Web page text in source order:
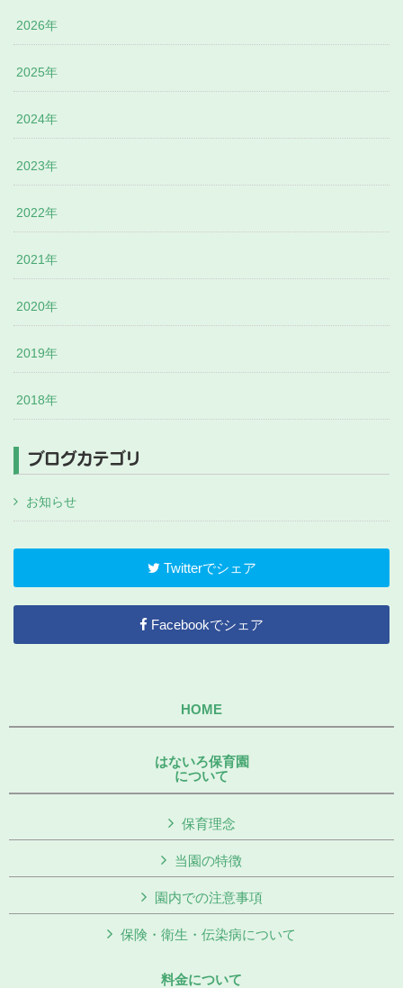
2026年
2025年
2024年
2023年
2022年
2021年
2020年
2019年
2018年
ブログカテゴリ
お知らせ
Twitterでシェア
Facebookでシェア
HOME
はないろ保育園
について
保育理念
当園の特徴
園内での注意事項
保険・衛生・伝染病について
料金について